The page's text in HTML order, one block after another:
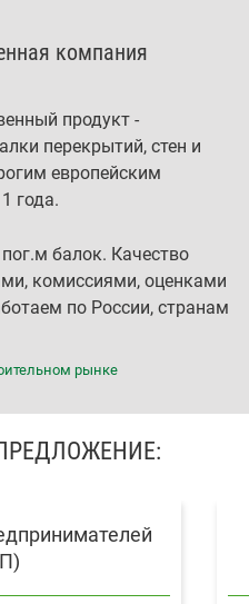
компания
продукт -
перекрытий, стен и
европейским
года.
балок. Качество
комиссиями, оценками
по России, странам
рынке